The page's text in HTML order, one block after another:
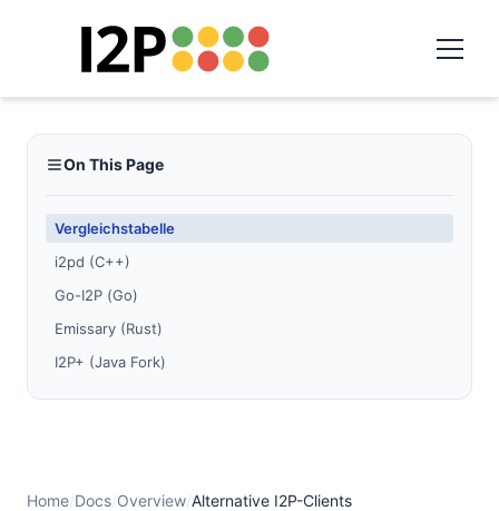
On This Page
Vergleichstabelle
i2pd (C++)
Go-I2P (Go)
Emissary (Rust)
I2P+ (Java Fork)
Home/Docs/Overview/Alternative I2P-Clients